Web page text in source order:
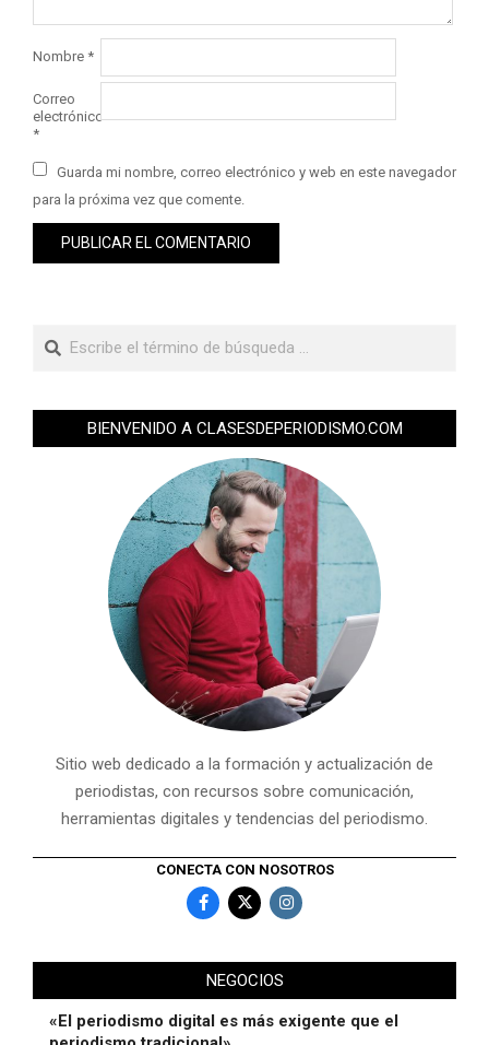
Nombre *
Correo
electrónico
*
Guarda mi nombre, correo electrónico y web en este navegador
para la próxima vez que comente.
BIENVENIDO A CLASESDEPERIODISMO.COM
Sitio web dedicado a la formación y actualización de
periodistas, con recursos sobre comunicación,
herramientas digitales y tendencias del periodismo.
CONECTA CON NOSOTROS
NEGOCIOS
«El periodismo digital es más exigente que el